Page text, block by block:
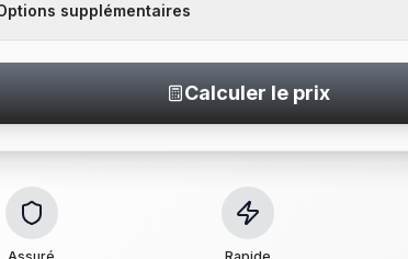
supplémentaires
Calculer le prix